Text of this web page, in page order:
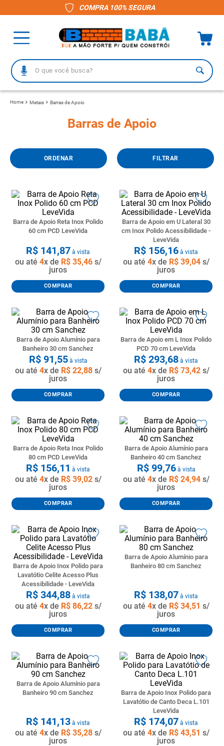
COMPRA 100% SEGURA
O que você busca?
Metais Barras de Apoio
Barras de Apoio
FILTRAR
Barra de Apoio Reta Inox Polido
60 cm PCD LeveVida
R$ 141,87 à vista
ou até 4x de R$ 35,46s/
juros
COMPRAR
Barra de Apoio em U Lateral 30
cm Inox Polido Acessibilidade -
LeveVida
R$ 156,16 à vista
ou até 4x de R$ 39,04s/
juros
COMPRAR
Barra de Apoio Alumínio para
Banheiro 30 cm Sanchez
R$ 91,55à vista
ou até 4x de R$ 22,88s/
juros
COMPRAR
Barra de Apoio em L Inox Polido
PCD 70 cm LeveVida
R$ 293,68 à vista
ou até 4x de R$ 73,42s/
juros
COMPRAR
Barra de Apoio Reta Inox Polido
80 cm PCD LeveVida
R$ 156,11 à vista
ou até 4x de R$ 39,02s/
juros
COMPRAR
Barra de Apoio Alumínio para
Banheiro 40 cm Sanchez
R$ 99,76à vista
ou até 4x de R$ 24,94s/
juros
COMPRAR
Barra de Apoio Inox Polido para
Lavatótio Celite Acesso Plus
Acessibilidade - LeveVida
R$ 344,88 à vista
ou até 4x de R$ 86,22s/
juros
COMPRAR
Barra de Apoio Alumínio para
Banheiro 80 cm Sanchez
R$ 138,07 à vista
ou até 4x de R$ 34,51 s/
juros
COMPRAR
Barra de Apoio Alumínio para
Banheiro 90 cm Sanchez
R$ 141,13 à vista
ou até 4x de R$ 35,28s/
juros
Barra de Apoio Inox Polido para
Lavatótio de Canto Deca L.101
LeveVida
R$ 174,07 à vista
ou até 4x de R$ 43,51 s/
juros
porcelanato
3º telha
6 º gabinete banheiro
telha fibrocimento
pisos
porta
vaso sanitario caixa acoplada